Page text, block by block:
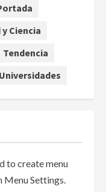
Ciencia
Tendencia
Universidades
to create menu
Menu Settings.